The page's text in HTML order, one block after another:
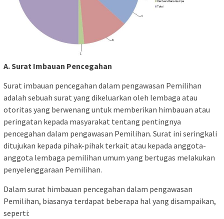
A. Surat Imbauan Pencegahan
Surat imbauan pencegahan dalam pengawasan Pemilihan
adalah sebuah surat yang dikeluarkan oleh lembaga atau
otoritas yang berwenang untuk memberikan himbauan atau
peringatan kepada masyarakat tentang pentingnya
pencegahan dalam pengawasan Pemilihan. Surat ini seringkali
ditujukan kepada pihak-pihak terkait atau kepada anggota-
anggota lembaga pemilihan umum yang bertugas melakukan
penyelenggaraan Pemilihan.
Dalam surat himbauan pencegahan dalam pengawasan
Pemilihan, biasanya terdapat beberapa hal yang disampaikan,
seperti: